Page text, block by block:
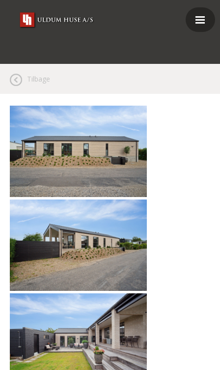
Tilbage